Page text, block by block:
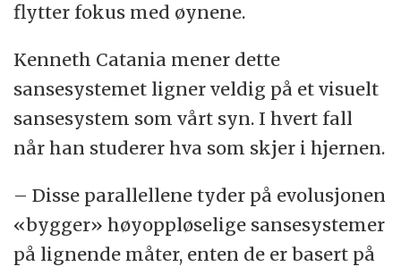
flytter fokus med øynene.
Kenneth Catania mener dette
sansesystemet ligner veldig på et visuelt
sansesystem som vårt syn. I hvert fall
når han studerer hva som skjer i hjernen.
– Disse parallellene tyder på evolusjonen
«bygger» høyoppløselige sansesystemer
på lignende måter, enten de er basert på